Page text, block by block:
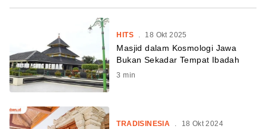
HITS . 18 Okt 2025
Masjid dalam Kosmologi Jawa
Bukan Sekadar Tempat Ibadah
3 min
TRADISINESIA . 18 Okt 2024